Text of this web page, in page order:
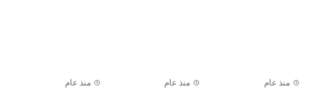
منذ عام منذ عام منذ عام